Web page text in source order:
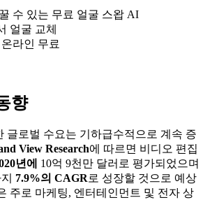
수 있는 무료 얼굴 스왑 AI
얼굴 교체
라인 무료
향
글로벌 수요는 기하급수적으로 계속 증
View Research에 따르면 비디오 편집
년에
10억 9천만 달러로 평가되었으며
7.9%의 CAGR로 성장할 것으로 예상
주로 마케팅, 엔터테인먼트 및 전자 상